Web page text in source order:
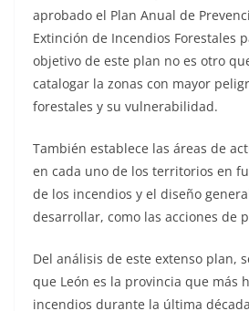
aprobado el Plan Anual de
Extinción de Incendios Forestales
objetivo de este plan no es otro
catalogar la zonas con mayor
forestales y su vulnerabilidad.
También establece las áreas de
en cada uno de los territorios en
de los incendios y el diseño
desarrollar, como las acciones de
Del análisis de este extenso plan,
que León es la provincia que más
incendios durante la última